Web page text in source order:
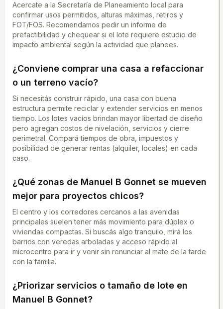
Acercate a la Secretaría de Planeamiento local para
confirmar usos permitidos, alturas máximas, retiros y
FOT/FOS. Recomendamos pedir un informe de
prefactibilidad y chequear si el lote requiere estudio de
impacto ambiental según la actividad que planees.
¿Conviene comprar una casa a refaccionar
o un terreno vacío?
Si necesitás construir rápido, una casa con buena
estructura permite reciclar y extender servicios en menos
tiempo. Los lotes vacíos brindan mayor libertad de diseño
pero agregan costos de nivelación, servicios y cierre
perimetral. Compará tiempos de obra, impuestos y
posibilidad de generar rentas (alquiler, locales) en cada
caso.
¿Qué zonas de Manuel B Gonnet se mueven
mejor para proyectos chicos?
El centro y los corredores cercanos a las avenidas
principales suelen tener más movimiento para dúplex o
viviendas compactas. Si buscás algo tranquilo, mirá los
barrios con veredas arboladas y acceso rápido al
microcentro para ir y venir sin renunciar al mate de la tarde
con la familia.
¿Priorizar servicios o tamaño de lote en
Manuel B Gonnet?